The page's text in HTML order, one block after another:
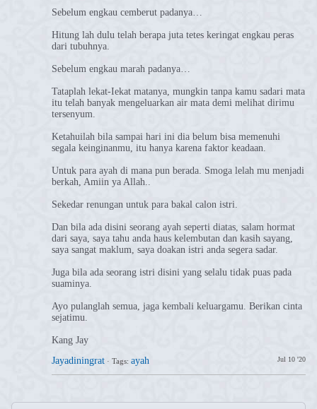
Sebelum engkau cemberut padanya…
Hitung lah dulu telah berapa juta tetes keringat engkau peras
dari tubuhnya.
Sebelum engkau marah padanya…
Tataplah lekat-Iekat matanya, mungkin tanpa kamu sadari mata
itu telah banyak mengeluarkan air mata demi melihat dirimu
tersenyum.
Ketahuilah bila sampai hari ini dia belum bisa memenuhi
segala keinginanmu, itu hanya karena faktor keadaan.
Untuk para ayah di mana pun berada. Smoga lelah mu menjadi
berkah, Amiin ya Allah..
Sekedar renungan untuk para bakal calon istri.
Dan bila ada disini seorang ayah seperti diatas, salam hormat
dari saya, saya tahu anda haus kelembutan dan kasih sayang,
saya sangat maklum, saya doakan istri anda segera sadar.
Juga bila ada seorang istri disini yang selalu tidak puas pada
suaminya.
Ayo pulanglah semua, jaga kembali keluargamu. Berikan cinta
sejatimu.
Kang Jay
Jayadiningrat
Jul 10 '20
· Tags: ayah